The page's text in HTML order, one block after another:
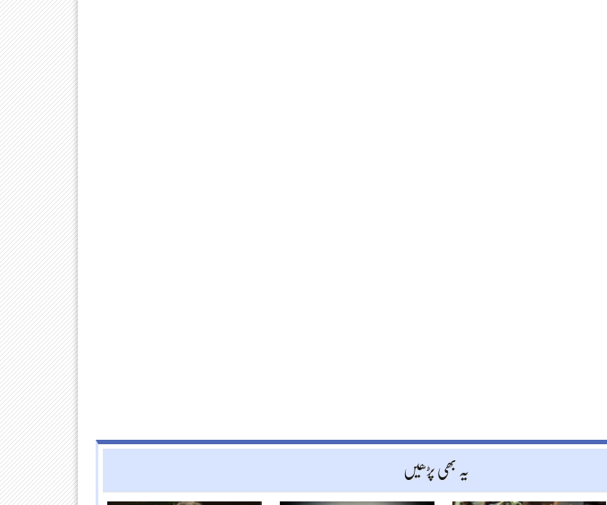
یہ بھی پڑھیں